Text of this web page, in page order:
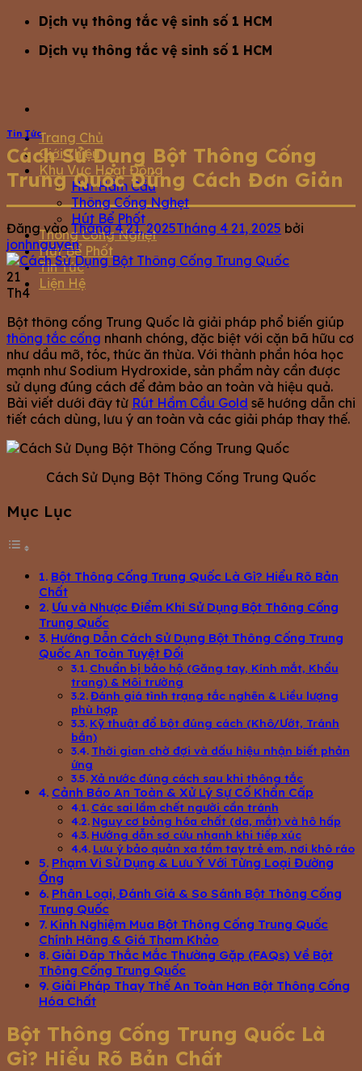
Dịch vụ thông tắc vệ sinh số 1 HCM
Dịch vụ thông tắc vệ sinh số 1 HCM
Trang Chủ
Giới Thiệu
Khu Vực Hoạt Động
Hút Hầm Cầu
Thông Cống Nghẹt
Hút Bể Phốt
Thông Cống Nghẹt
Hút Bể Phốt
Tin Tức
Liện Hệ
Tin Tức
Cách Sử Dụng Bột Thông Cống
Trung Quốc Đúng Cách Đơn Giản
Đăng vào Tháng 4 21, 2025Tháng 4 21, 2025 bởi
jonhnguyen
21
Th4
Bột thông cống Trung Quốc là giải pháp phổ biến giúp
thông tắc cống nhanh chóng, đặc biệt với cặn bã hữu cơ
như dầu mỡ, tóc, thức ăn thừa. Với thành phần hóa học
mạnh như Sodium Hydroxide, sản phẩm này cần được
sử dụng đúng cách để đảm bảo an toàn và hiệu quả.
Bài viết dưới đây từ Rút Hầm Cầu Gold sẽ hướng dẫn chi
tiết cách dùng, lưu ý an toàn và các giải pháp thay thế.
Cách Sử Dụng Bột Thông Cống Trung Quốc
Mục Lục
Bột Thông Cống Trung Quốc Là Gì? Hiểu Rõ Bản
Chất
Ưu và Nhược Điểm Khi Sử Dụng Bột Thông Cống
Trung Quốc
Hướng Dẫn Cách Sử Dụng Bột Thông Cống Trung
Quốc An Toàn Tuyệt Đối
Chuẩn bị bảo hộ (G︎ăng tay, Kính mắt, Khẩu
trang) & Môi trường
Đánh giá tình trạng tắc nghẽn & Liều lượng
phù hợp
Kỹ thuật đổ bột đúng cách (Khô/Ướt, Tránh
bắn)
Thời gian chờ đợi và dấu hiệu nhận biết phản
ứng
Xả nước đúng cách sau khi thông tắc
Cảnh Báo An Toàn & Xử Lý Sự Cố Khẩn Cấp
Các sai lầm chết người cần tránh
Nguy cơ bỏng hóa chất (da, mắt) và hô hấp
Hướng dẫn sơ cứu nhanh khi tiếp xúc
Lưu ý bảo quản xa tầm tay trẻ em, nơi khô ráo
Phạm Vi Sử Dụng & Lưu Ý Với Từng Loại Đường
Ống
Phân Loại, Đánh Giá & So Sánh Bột Thông Cống
Trung Quốc
Kinh Nghiệm Mua Bột Thông Cống Trung Quốc
Chính Hãng & Giá Tham Khảo
Giải Đáp Thắc Mắc Thường Gặp (FAQs) Về Bột
Thông Cống Trung Quốc
Giải Pháp Thay Thế An Toàn Hơn Bột Thông Cống
Hóa Chất
Bột Thông Cống Trung Quốc Là
Gì? Hiểu Rõ Bản Chất